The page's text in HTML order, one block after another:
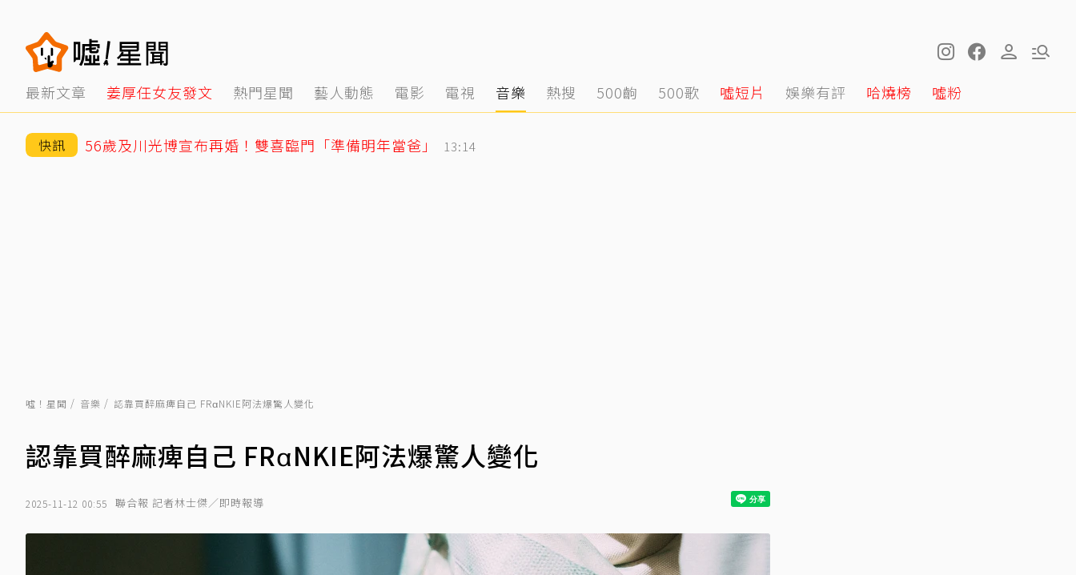
最新文章 姜厚任女友發文 熱門星聞 藝人動態 電影 電視 音樂 熱搜 500齣 500歌 噓短片 娛樂有評 哈燒榜 噓粉
快訊 56歲及川光博宣布再婚！雙喜臨門「準備明年當爸」 13:14
噓！星聞 音樂 認靠買醉麻痺自己 FRαNKIE阿法爆驚人變化
認靠買醉麻痺自己 FRαNKIE阿法爆驚人變化
2025-11-12 00:55 聯合報 記者林士傑／即時報導